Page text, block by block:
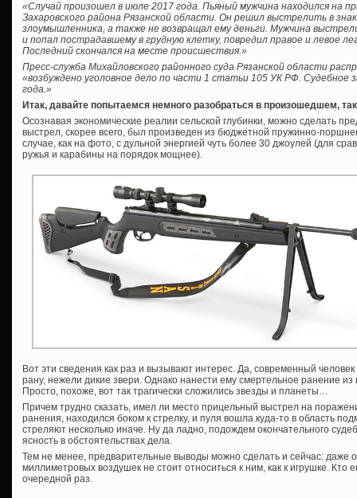
«Случай произошел в июле 2017 года. Пьяный мужчина находился на
Захаровского района Рязанской области. Он решил выстрелить в
злоумышленника, а также не возвращал ему деньги. Мужчина
и попал пострадавшему в грудную клетку, повредил правое и левое
Последний скончался на месте происшествия.»
Пресс-служба Михайловского районного суда Рязанской области
«возбуждено уголовное дело по части 1 статьи 105 УК РФ. Судебное
года.»
Итак, давайте попытаемся немного разобраться в произошедшем,
Осознавая экономические реалии сельской глубинки, можно сделать
выстрел, скорее всего, был произведен из бюджетной пружинно-
случае, как на фото, с дульной энергией чуть более 30 джоулей (для
ружья и карабины на порядок мощнее).
Вот эти сведения как раз и вызывают интерес. Да, современный
рану, нежели дикие звери. Однако нанести ему смертельное ранение
Просто, похоже, вот так трагически сложились звезды и планеты…
Причем трудно сказать, имел ли место прицельный выстрел на
ранения, находился боком к стрелку, и пуля вошла куда-то в область
стреляют несколько иначе. Ну да ладно, подождем окончательного
ясность в обстоятельствах дела.
Тем не менее, предварительные выводы можно сделать и сейчас:
миллиметровых воздушек не стоит относиться к ним, как к игрушке. Кто
очередной раз.